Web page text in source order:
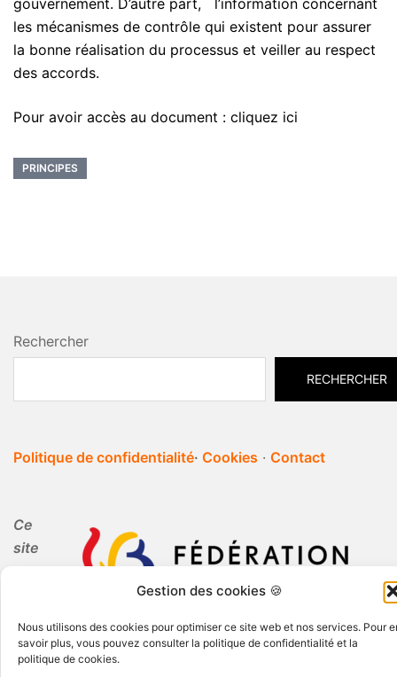
Gestion des cookies 🍪
Nous utilisons des cookies pour optimiser ce site web et nos services. Pour
savoir plus, vous pouvez consulter la politique de confidentialité et la
politique de cookies.
gouvernement. D’autre part, l’information concernant
les mécanismes de contrôle qui existent pour assurer
la bonne réalisation du processus et veiller au respect
des accords.
Pour avoir accès au document : cliquez ici
PRINCIPES
Rechercher
RECHERCHER
Politique de confidentialité· Cookies · Contact
Ce
site
l'Education Permanente.